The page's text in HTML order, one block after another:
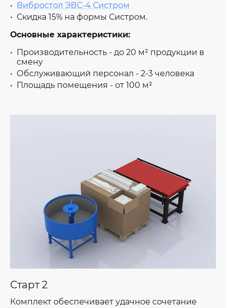
Вибростол ЭВС-4 Систром
Скидка 15% на формы Систром.
Основные характеристики:
Производительность - до 20 м² продукции в
смену
Обслуживающий персонал - 2-3 человека
Площадь помещения - от 100 м²
Старт 2
Комплект обеспечивает удачное сочетание